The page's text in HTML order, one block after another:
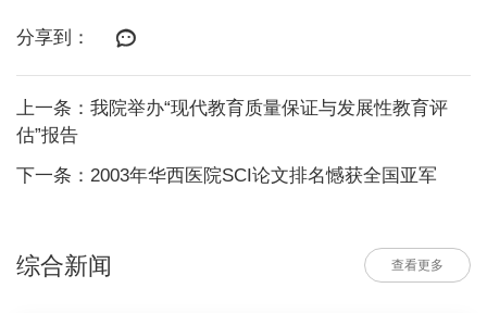
分享到：
上一条：我院举办“现代教育质量保证与发展性教育评
估”报告
下一条：2003年华西医院SCI论文排名憾获全国亚军
综合新闻 查看更多